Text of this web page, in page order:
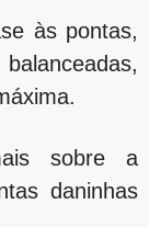
às pontas,
sobre a
daninhas